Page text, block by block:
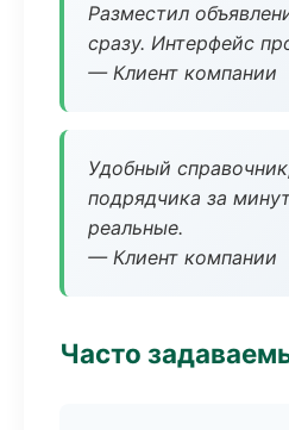
Разместил
сразу. Интерфейс
— Клиент компании
Удобный
подрядчика за
реальные.
— Клиент компании
Часто